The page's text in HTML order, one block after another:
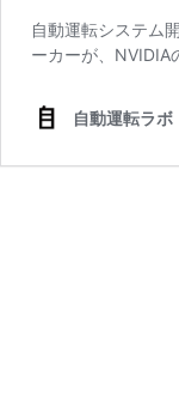
自動運転システム
ーカーが、
自動運転ラボ